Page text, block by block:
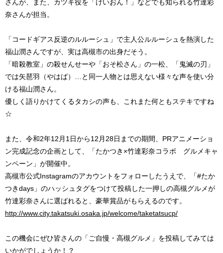
さんが、また、カツキ役を「けいおん！」などでも知られる竹達彩
奈さんが担当。
「コードギアス反逆のルルーシュ」で主人公ルルーシュを熱演した
福山潤さんですが、実は高槻市の出身だそう。
「暗殺教室」の殺せんせーや「おそ松さん」の一松、「鬼滅の刃」
では矢琶羽（やはば）…と同一人物とは思えない様々な声を使い分
ける福山潤さん。
優しく語りかけてくるタカシの声も、これまた何ともステキですね
☆
また、令和2年12月1日から12月28日までの期間、PRアニメーショ
ン完成記念の企画として、「たかつき×竹達彩奈コラボ グルメキャ
ンペーン」が開催中。
高槻市公式Instagramのアカウントをフォローしたうえで、「#たか
つきdays」のハッシュタグをつけて投稿した一押しの高槻グルメが
竹達彩奈さんに選ばれると、豪華賞品がもらえるのです。
http://www.city.takatsuki.osaka.jp/welcome/taketatsucp/
この機会にぜひ皆さんの「ご自慢・高槻グルメ」を投稿してみては
いかがでしょうか！？